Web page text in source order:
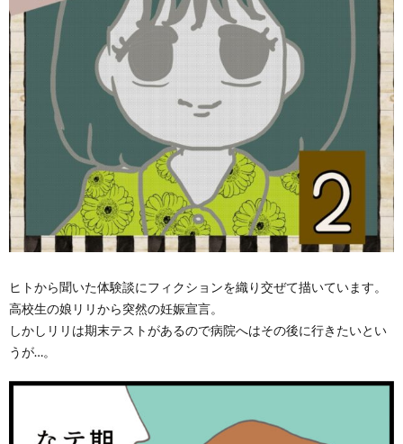
ヒトから聞いた体験談にフィクションを織り交ぜて描いています。
高校生の娘リリから突然の妊娠宣言。
しかしリリは期末テストがあるので病院へはその後に行きたいとい
うが…。